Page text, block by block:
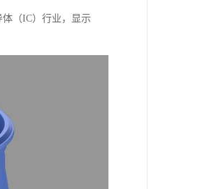
体（IC）行业，显示